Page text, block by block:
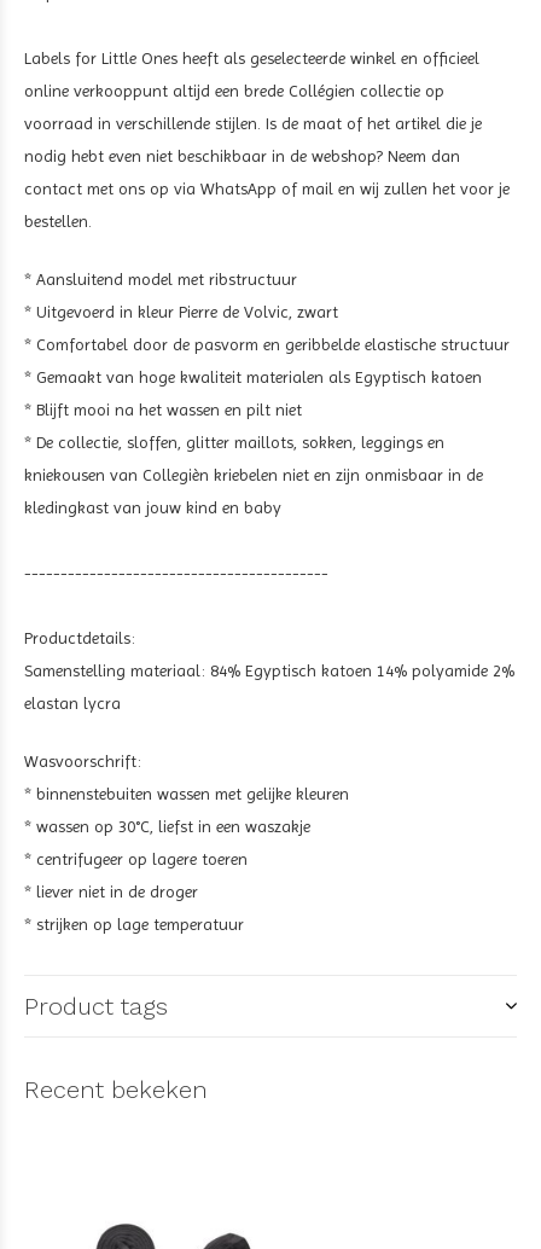
Labels for Little Ones heeft als geselecteerde winkel en officieel
online verkooppunt altijd een brede Collégien collectie op
voorraad in verschillende stijlen. Is de maat of het artikel die je
nodig hebt even niet beschikbaar in de webshop? Neem dan
contact met ons op via WhatsApp of mail en wij zullen het voor je
bestellen.
* Aansluitend model met ribstructuur
* Uitgevoerd in kleur Pierre de Volvic, zwart
* Comfortabel door de pasvorm en geribbelde elastische structuur
* Gemaakt van hoge kwaliteit materialen als Egyptisch katoen
* Blijft mooi na het wassen en pilt niet
* De collectie, sloffen, glitter maillots, sokken, leggings en
kniekousen van Collegièn kriebelen niet en zijn onmisbaar in de
kledingkast van jouw kind en baby
------------------------------------------
Productdetails:
Samenstelling materiaal: 84% Egyptisch katoen 14% polyamide 2%
elastan lycra
Wasvoorschrift:
* binnenstebuiten wassen met gelijke kleuren
* wassen op 30°C, liefst in een waszakje
* centrifugeer op lagere toeren
* liever niet in de droger
* strijken op lage temperatuur
Product tags
Recent bekeken